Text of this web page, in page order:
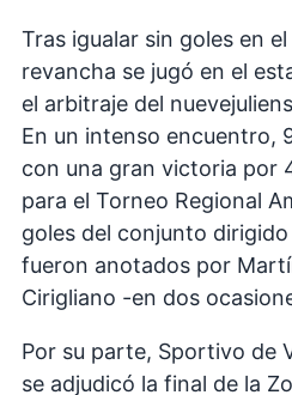
Tras igualar sin goles en
revancha se jugó en el
el arbitraje del
En un intenso encuentro,
con una gran victoria por
para el Torneo Regional
goles del conjunto
fueron anotados por
Cirigliano -en dos
Por su parte, Sportivo de
se adjudicó la final de la